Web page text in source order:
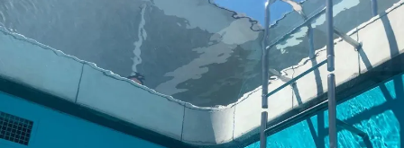
特色主題
繁體中文